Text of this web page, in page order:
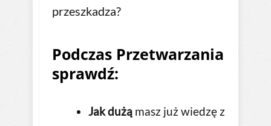
przeszkadza?
Podczas Przetwarzania
sprawdź:
Jak dużą masz już wiedzę z